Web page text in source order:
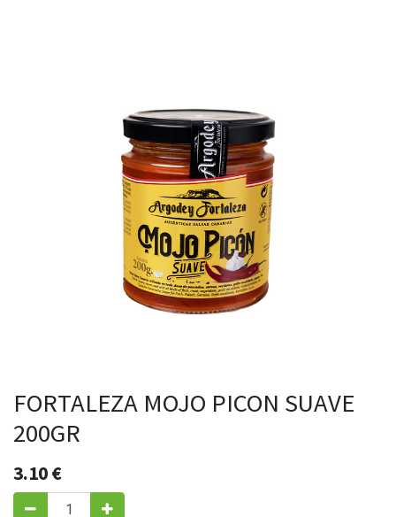
FORTALEZA MOJO PICON SUAVE
200GR
3.10€